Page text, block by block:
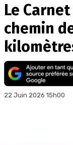
Le
chemin
22 Juin 2026 15h00